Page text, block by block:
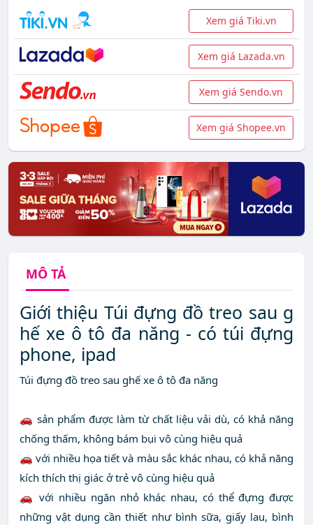
Xem giá Tiki.vn
Xem giá Lazada.vn
Xem giá Sendo.vn
Xem giá Shopee.vn
MÔ TẢ
Giới thiệu Túi đựng đồ treo sau g
hế xe ô tô đa năng - có túi đựng
phone, ipad
Túi đựng đồ treo sau ghế xe ô tô đa năng
🚗 sản phẩm được làm từ chất liệu vải dù, có khả năng
chống thấm, không bám bụi vô cùng hiệu quả
🚗 với nhiều họa tiết và màu sắc khác nhau, có khả năng
kích thích thị giác ở trẻ vô cùng hiệu quả
🚗 với nhiều ngăn nhỏ khác nhau, có thể đựng được
những vật dụng cần thiết như bình sữa, giấy lau, bình